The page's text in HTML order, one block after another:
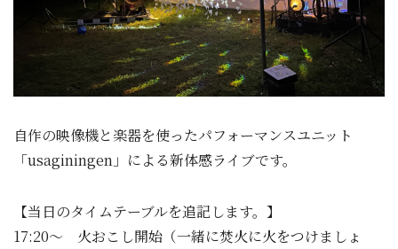
自作の映像機と楽器を使ったパフォーマンスユニット
「usaginingen」による新体感ライブです。
【当日のタイムテーブルを追記します。】
17:20～ 火おこし開始（一緒に焚火に火をつけましょ